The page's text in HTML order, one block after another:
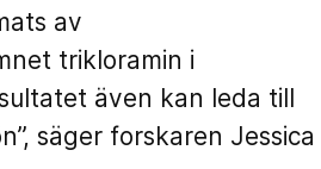
av
trikloramin i
även kan leda till
säger forskaren Jessica